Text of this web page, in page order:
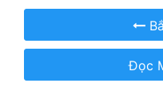
Huyền Nghi
Huyền Ảo
Hài Hước
Đọc